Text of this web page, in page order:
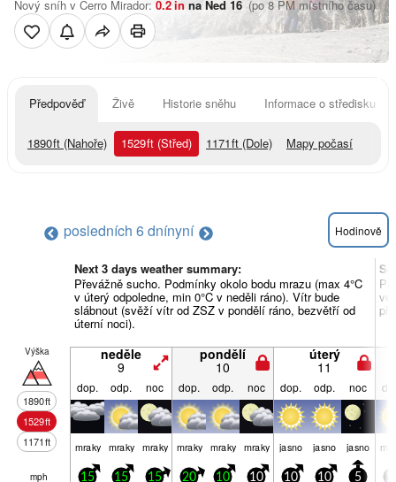
Nový sníh v Cerro Mirador: 0.2in na Ned 16 (po 8 PM místního času)
Předpověď Živě Historie sněhu Informace o středisku
1890ft (Nahoře) 1529ft (Střed) 1171ft (Dole) Mapy počasí
posledních 6 dnínyní Hodinově
Next 3 days weather summary:
Převážně sucho. Podmínky okolo bodu mrazu (max 4°C
v úterý odpoledne, min 0°C v neděli ráno). Vítr bude
slábnout (svěží vítr od ZSZ v pondělí ráno, bezvětří od
úterní noci).
ve
Výška
1890ft
1529ft
1171ft
neděle
9
pondělí
10
úterý
11
dop. odp. noc dop. odp. noc dop. odp. noc
mraky mraky mraky mraky mraky mraky jasno jasno jasno
mph 15 15 15 20 10 10 10 10 5